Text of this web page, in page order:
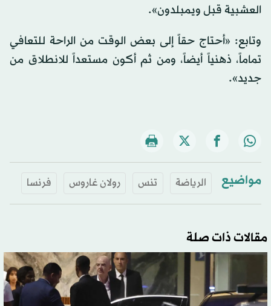
العشبية قبل ويمبلدون».
وتابع: «أحتاج حقاً إلى بعض الوقت من الراحة للتعافي
تماماً، ذهنياً أيضاً، ومن ثم أكون مستعداً للانطلاق من
جديد».
مواضيع الرياضة تنس رولان غاروس فرنسا
مقالات ذات صلة